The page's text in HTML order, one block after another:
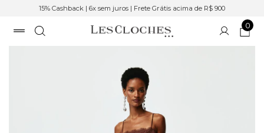
15% Cashback | 6x sem juros | Frete Grátis acima de R$ 900
0